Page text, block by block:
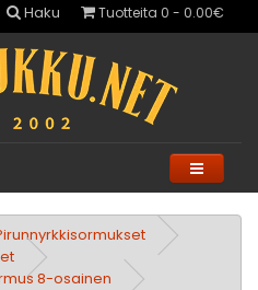
Haku Tuotteita 0 - 0.00€
8-osainen